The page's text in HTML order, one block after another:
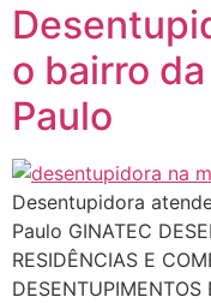
o bairro
Paulo
Desentupidora
Paulo GINATEC
RESIDÊNCIAS E
DESENTUPIMENTOS